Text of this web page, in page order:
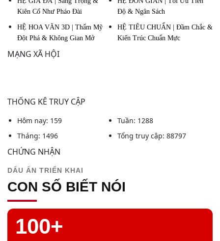
Kiên Cố Như Pháo Đài
Độ & Ngân Sách
HỆ HOA VĂN 3D | Thẩm Mỹ
Đột Phá & Không Gian Mở
HỆ TIÊU CHUẨN | Đầm Chắc &
Kiến Trúc Chuẩn Mực
MẠNG XÃ HỘI
THỐNG KÊ TRUY CẬP
Hôm nay: 159
Tuần: 1288
Tháng: 1496
Tổng truy cập: 88797
CHỨNG NHẬN
DẤU ẤN TRIỂN KHAI
CON SỐ BIẾT NÓI
100+